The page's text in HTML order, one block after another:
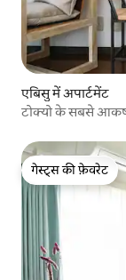
एबिसु में अपार्टमेंट
टोक्यो के सबसे
गेस्ट्स की फ़ेवरेट
गेस्ट्स की फ़ेवरेट